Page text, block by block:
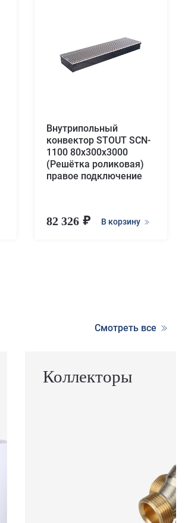
Внутрипольный
конвектор STOUT SCN-
1100 80х300х3000
(Решётка роликовая)
правое подключение
82 326 В корзину
Смотреть все
Коллекторы